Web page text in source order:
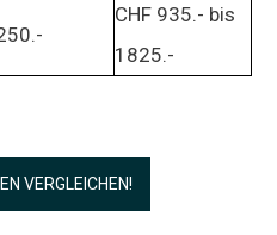
CHF 935.- bis
1825.-
VERGLEICHEN!